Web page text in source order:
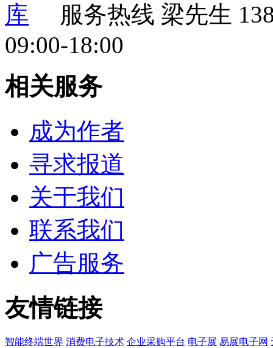
服务热线 梁先生
09:00-18:00
相关服务
成为作者
寻求报道
关于我们
联系我们
广告服务
友情链接
智能终端世界 消费电子技术 企业采购平台 电子展 易展电子网